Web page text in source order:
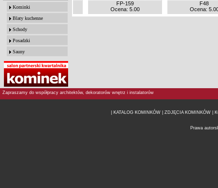
Kominki
Blaty kuchenne
Schody
Posadzki
Sauny
FP-159
Ocena: 5.00
F48
Ocena:
Zapraszamy do współpracy architektów, dekoratorów wnętrz i instalatorów
| KATALOG KOMINKÓW | ZDJĘCIA KOMINKÓW |
Prawa